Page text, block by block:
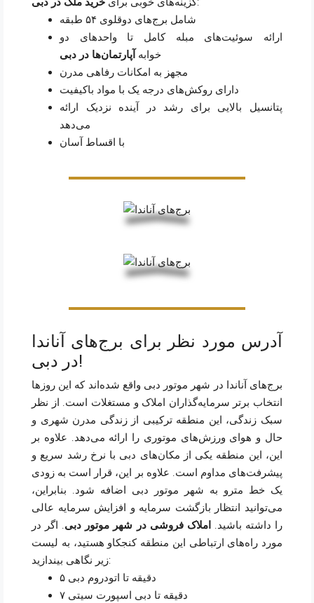
شامل برج‌های دوقلوی ۵۴ طبقه
ارائه سوئیت‌های مبله کامل تا واحدهای دو
خوابه آپارتمان‌ها در دبی
مجهز به امکانات رفاهی مدرن
دارای روکش‌های درجه یک با مواد باکیفیت
پتانسیل بالایی برای رشد در آینده نزدیک ارائه
می‌دهد
با اقساط آسان
آدرس مورد نظر برای برج‌های آناندا
در دبی!
برج‌های آناندا در شهر موتور دبی واقع شده‌اند که این روزها
انتخاب برتر سرمایه‌گذاران املاک و مستغلات است. از نظر
سبک زندگی، این منطقه ترکیبی از زندگی مدرن شهری و
حال و هوای ورزش‌های موتوری را ارائه می‌دهد. علاوه بر
این، این منطقه یکی از مکان‌های دبی با نرخ رشد سریع و
پیشرفت‌های مداوم است. علاوه بر این، قرار است به زودی
یک خط مترو به شهر موتور دبی اضافه شود. بنابراین،
می‌توانید انتظار بازگشت سرمایه و افزایش سرمایه عالی
را داشته باشید.
املاک فروشی در شهر موتور دبی . اگر در
مورد راه‌های ارتباطی این منطقه کنجکاو هستید، به لیست
زیر نگاهی بیندازید:
۵ دقیقه تا اتودروم دبی
۷ دقیقه تا دبی اسپورت سیتی